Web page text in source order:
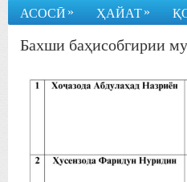
АСОСӢ » ҲАЙАТ»
Бахши баҳисобгирии